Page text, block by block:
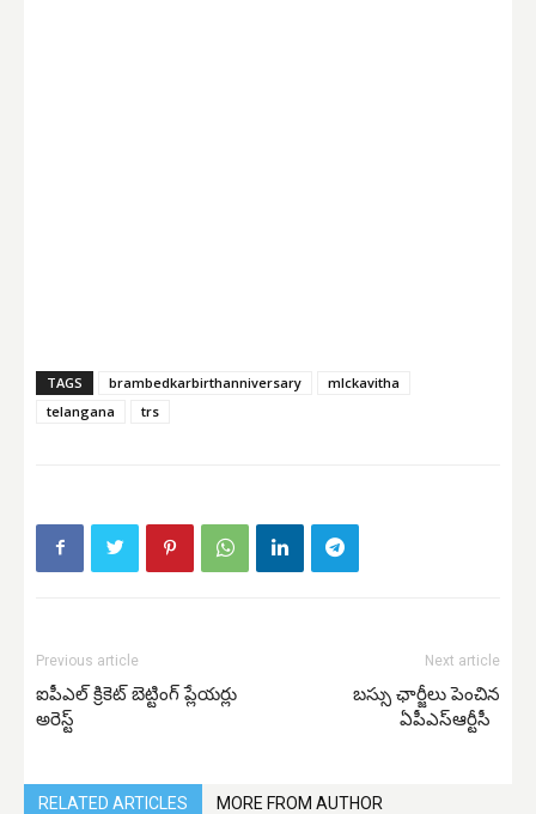
TAGS brambedkarbirthanniversary
mlckavitha
telangana
trs
Previous article
ఐపీఎల్ క్రికెట్ బెట్టింగ్ ప్లేయర్లు
అరెస్ట్
Next article
బస్సు ఛార్జీలు పెంచిన
ఏపీఎస్ఆర్టీసీ
RELATED ARTICLES MORE FROM AUTHOR